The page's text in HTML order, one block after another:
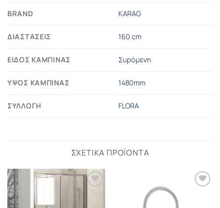
BRAND KARAG
ΔΙΑΣΤΆΣΕΙΣ 160 cm
ΕΊΔΟΣ ΚΑΜΠΊΝΑΣ Συρόμενη
ΎΨΟΣ ΚΑΜΠΊΝΑΣ 1480mm
ΣΥΛΛΟΓΉ FLORA
ΣΧΕΤΙΚΆ ΠΡΟΪΌΝΤΑ